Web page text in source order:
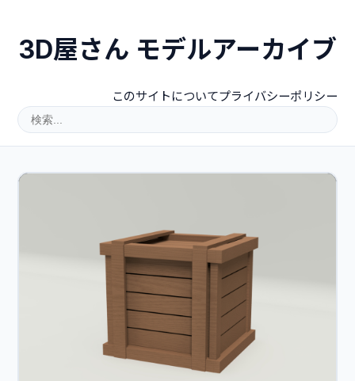
3D屋さん モデルアーカイブ
このサイトについてプライバシーポリシー